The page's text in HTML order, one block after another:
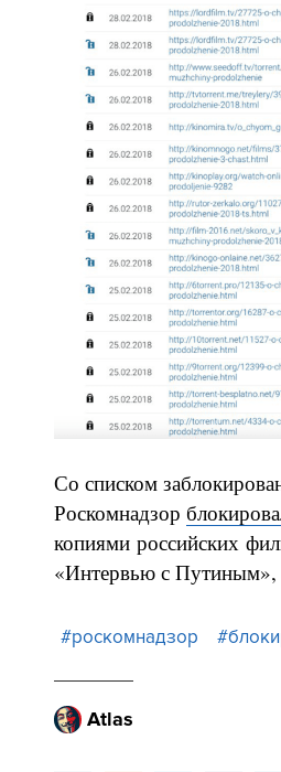
Со списком
Роскомнадзор
копиями российских
«Интервью с
#роскомнадзор
Atlas